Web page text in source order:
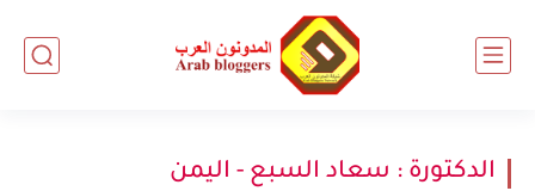
الدكتورة : سعاد السبع - اليمن